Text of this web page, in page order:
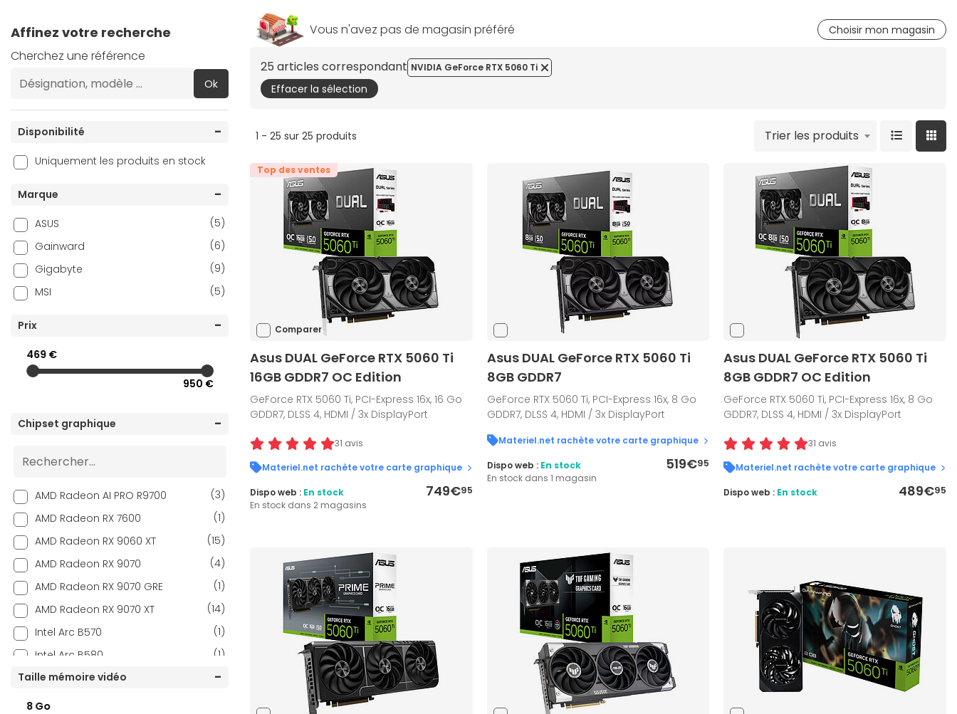
Affinez votre recherche
Cherchez une référence
Ok
Disponibilité
Uniquement les produits en stock
Marque
ASUS
(5)
Gainward
(6)
Gigabyte
(9)
MSI
(5)
Prix
469 €
950 €
Chipset graphique
AMD Radeon AI PRO R9700
(3)
AMD Radeon RX 7600
(1)
AMD Radeon RX 9060 XT
(15)
AMD Radeon RX 9070
(4)
AMD Radeon RX 9070 GRE
(1)
AMD Radeon RX 9070 XT
(14)
Intel Arc B570
(1)
Intel Arc B580
(1)
Intel Arc Pro B60
(1)
NVIDIA GeForce GT 1030
Taille mémoire vidéo
8 Go
Vous n'avez pas de magasin préféré Choisir mon magasin
25 articles correspondant
Effacer la sélection
NVIDIA GeForce RTX 5060 Ti
1 - 25 sur 25 produits Trier les produits
Top des ventes
Comparer
Asus DUAL GeForce RTX 5060 Ti
16GB GDDR7 OC Edition
GeForce RTX 5060 Ti, PCI-Express 16x, 16 Go
GDDR7, DLSS 4, HDMI / 3x DisplayPort
31 avis
Materiel.net rachète votre carte graphique
749€95
Dispo web : En stock
En stock dans 2 magasins
Asus DUAL GeForce RTX 5060 Ti
8GB GDDR7
GeForce RTX 5060 Ti, PCI-Express 16x, 8 Go
GDDR7, DLSS 4, HDMI / 3x DisplayPort
Materiel.net rachète votre carte graphique
519€95
Dispo web : En stock
En stock dans 1 magasin
Asus DUAL GeForce RTX 5060 Ti
8GB GDDR7 OC Edition
GeForce RTX 5060 Ti, PCI-Express 16x, 8 Go
GDDR7, DLSS 4, HDMI / 3x DisplayPort
31 avis
Materiel.net rachète votre carte graphique
489€95
Dispo web : En stock